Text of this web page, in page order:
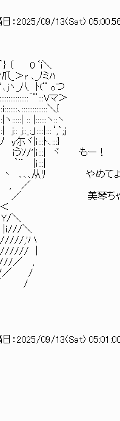
： 2025/09/13(Sat)
0 ﾞi＼
r ､_ﾉミﾊ
_八 ﾄ(¨ oつ
｀¨:::Vマ＞
､::::::::::::::＼{
:: |::::::ヽ::ヽ
j::_:」::::|:::‘,`;j
ヾ|ｉ:::ﾄ､:::}
ｿ/'|ｉ:::| ヾ もー！
|ｉ:::|
从ﾘ やめてよ、涙
, ／
琴ちゃんからも
＼
,'ハ
|
／ ,
／ /
,'/／ /
： 2025/09/13(Sat)